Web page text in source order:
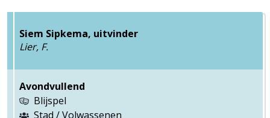
Siem Sipkema, uitvinder
Lier, F.
Avondvullend
Blijspel
Stad / Volwassenen